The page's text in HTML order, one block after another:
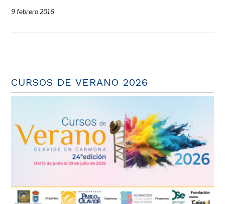
9 febrero 2016
CURSOS DE VERANO 2026